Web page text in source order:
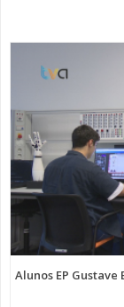
Alunos EP